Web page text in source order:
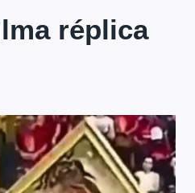
réplica